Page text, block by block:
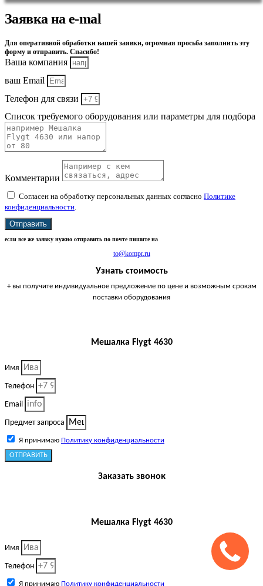
Заявка на e-mal
Для оперативной обработки вашей заявки, огромная просьба заполнить эту
форму и отправить. Спасибо!
Ваша компания
ваш Email
Телефон для связи
Список требуемого оборудования или параметры для подбора
Комментарии
Согласен на обработку персональных данных согласно Политике
конфиденциальности.
Отправить
если все же заявку нужно отправить по почте пишите на
to@kompr.ru
Узнать стоимость
+ вы получите индивидуальное предложение по цене и возможным срокам
поставки оборудования
Мешалка Flygt 4630
Имя
Телефон
Email
Предмет запроса
Я принимаю Политику конфиденциальности
ОТПРАВИТЬ
Заказать звонок
Мешалка Flygt 4630
Имя
Телефон
Я принимаю Политику конфиденциальности